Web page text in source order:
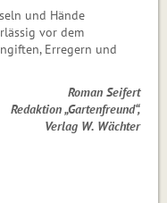
und Hände
vor dem
Erregern und
Roman Seifert
Redaktion „Gartenfreund“,
Verlag W. Wächter